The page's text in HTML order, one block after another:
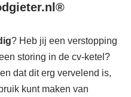
? Heb jij een verstopping
storing in de cv-ketel?
dat dit erg vervelend is,
kunt maken van